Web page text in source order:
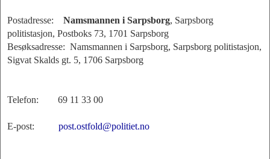
Postadresse: Namsmannen i Sarpsborg, Sarpsborg
politistasjon, Postboks 73, 1701 Sarpsborg
Besøksadresse: Namsmannen i Sarpsborg, Sarpsborg politistasjon,
Sigvat Skalds gt. 5, 1706 Sarpsborg
Telefon: 69 11 33 00
E-post: post.ostfold@politiet.no